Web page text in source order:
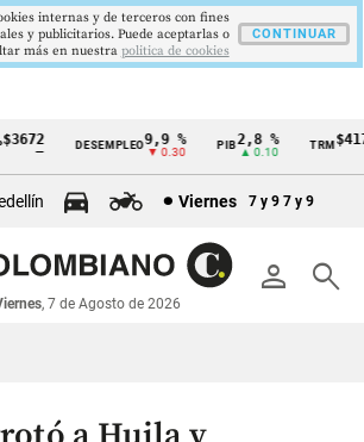
DESEMPLEO9,9 %
▼ 0.30
2,8 %
▲ 0.10
TRM
Viernes 7 y 9 7 y 9
person search
, 7 de Agosto de 2026
internas y de terceros con fines
y publicitarios. Puede aceptarlas o
más en nuestra politica de cookies
CONTINUAR